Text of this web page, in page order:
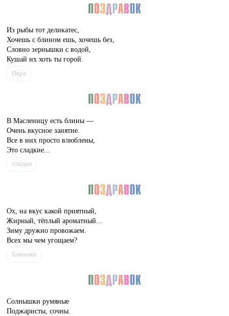
Из рыбы тот деликатес,
Хочешь с блином ешь, хочешь без,
Словно зернышки с водой,
Кушай их хоть ты горой.
Икра
В Масленицу есть блины —
Очень вкусное занятие.
Все в них просто влюблены,
Это сладкие...
оладьи
Ох, на вкус какой приятный,
Жирный, тёплый ароматный...
Зиму дружно провожаем.
Всех мы чем угощаем?
Блинами
Солнышки румяные
Поджаристы, сочны.